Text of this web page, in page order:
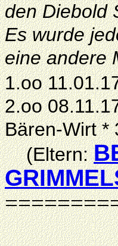
den Diebold
Es wurde
eine andere
1.oo
2.oo
Bären-Wirt *
(Eltern: